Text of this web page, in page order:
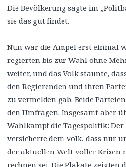
Die Bevölkerung sagte im
sie das gut findet.
Nun war die Ampel erst einmal
regierten bis zur Wahl ohne
weiter, und das Volk staunte,
den Regierenden und ihren
zu vermelden gab. Beide
den Umfragen. Insgesamt aber
Wahlkampf die Tagespolitik:
versicherte dem Volk, dass nur
der aktuellen Welt voller Krisen
rechnen sei. Die Plakate zeigten